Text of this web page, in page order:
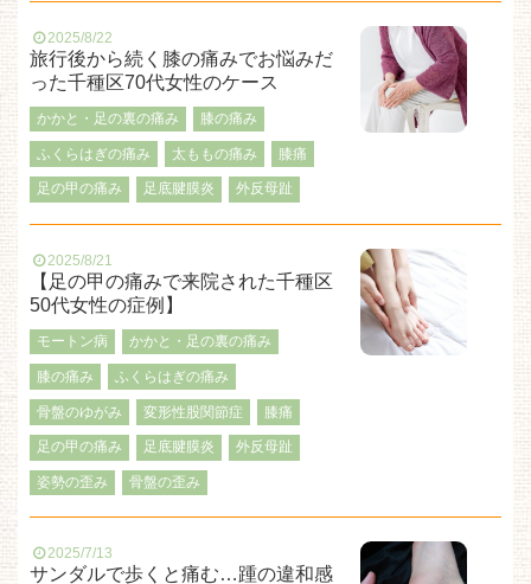
2025/8/22
旅行後から続く膝の痛みでお悩みだ
った千種区70代女性のケース
かかと・足の裏の痛み 膝の痛み
ふくらはぎの痛み 太ももの痛み 膝痛
足の甲の痛み 足底腱膜炎 外反母趾
2025/8/21
【足の甲の痛みで来院された千種区
50代女性の症例】
モートン病 かかと・足の裏の痛み
膝の痛み ふくらはぎの痛み
骨盤のゆがみ 変形性股関節症 膝痛
足の甲の痛み 足底腱膜炎 外反母趾
姿勢の歪み 骨盤の歪み
2025/7/13
サンダルで歩くと痛む…踵の違和感